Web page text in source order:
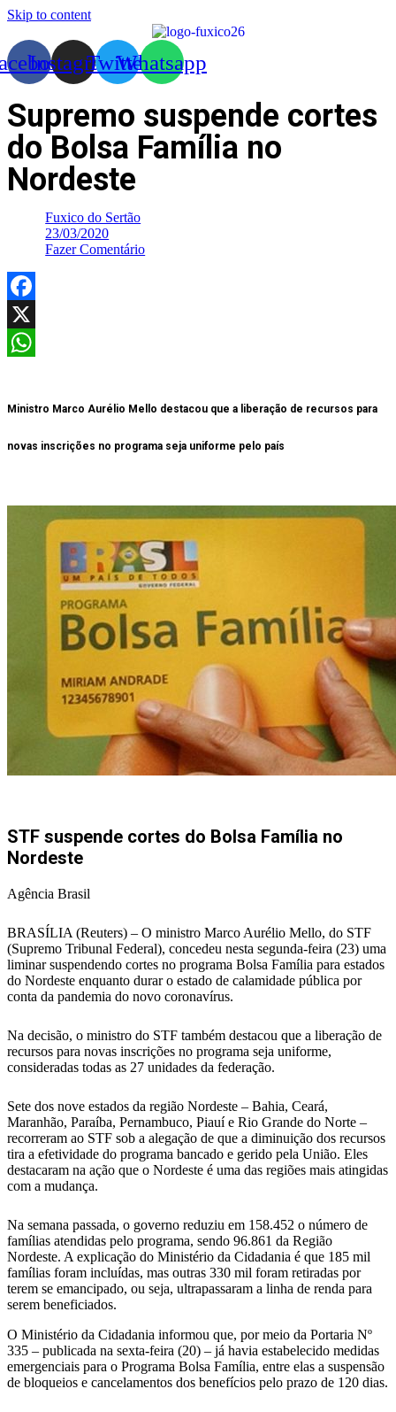
Skip to content
InstagramTwitterWhatsapp
Supremo suspende cortes
do Bolsa Família no
Nordeste
Fuxico do Sertão
23/03/2020
Fazer Comentário
Facebook
X
Ministro Marco Aurélio Mello destacou que a liberação de recursos para
novas inscrições no programa seja uniforme pelo país
STF suspende cortes do Bolsa Família no
Nordeste
Agência Brasil
BRASÍLIA (Reuters) – O ministro Marco Aurélio Mello, do STF
(Supremo Tribunal Federal), concedeu nesta segunda-feira (23) uma
liminar suspendendo cortes no programa Bolsa Família para estados
do Nordeste enquanto durar o estado de calamidade pública por
conta da pandemia do novo coronavírus.
Na decisão, o ministro do STF também destacou que a liberação de
recursos para novas inscrições no programa seja uniforme,
consideradas todas as 27 unidades da federação.
Sete dos nove estados da região Nordeste – Bahia, Ceará,
Maranhão, Paraíba, Pernambuco, Piauí e Rio Grande do Norte –
recorreram ao STF sob a alegação de que a diminuição dos recursos
tira a efetividade do programa bancado e gerido pela União. Eles
destacaram na ação que o Nordeste é uma das regiões mais atingidas
com a mudança.
Na semana passada, o governo reduziu em 158.452 o número de
famílias atendidas pelo programa, sendo 96.861 da Região
Nordeste. A explicação do Ministério da Cidadania é que 185 mil
famílias foram incluídas, mas outras 330 mil foram retiradas por
terem se emancipado, ou seja, ultrapassaram a linha de renda para
serem beneficiados.
O Ministério da Cidadania informou que, por meio da Portaria Nº
335 – publicada na sexta-feira (20) – já havia estabelecido medidas
emergenciais para o Programa Bolsa Família, entre elas a suspensão
de bloqueios e cancelamentos dos benefícios pelo prazo de 120 dias.